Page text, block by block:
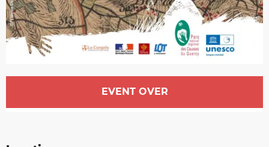
Opening hours & contact details
EVENT OVER